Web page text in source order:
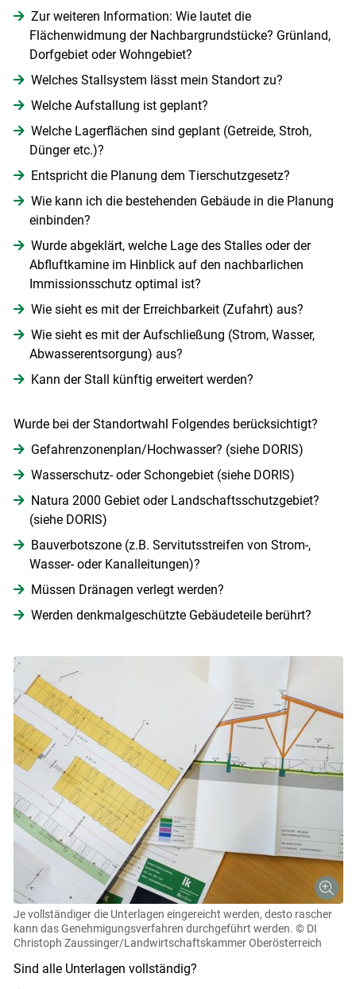
Zur weiteren Information: Wie lautet die
Flächenwidmung der Nachbargrundstücke? Grünland,
Dorfgebiet oder Wohngebiet?
Welches Stallsystem lässt mein Standort zu?
Welche Aufstallung ist geplant?
Welche Lagerflächen sind geplant (Getreide, Stroh,
Dünger etc.)?
Entspricht die Planung dem Tierschutzgesetz?
Wie kann ich die bestehenden Gebäude in die Planung
einbinden?
Wurde abgeklärt, welche Lage des Stalles oder der
Abfluftkamine im Hinblick auf den nachbarlichen
Immissionsschutz optimal ist?
Wie sieht es mit der Erreichbarkeit (Zufahrt) aus?
Wie sieht es mit der Aufschließung (Strom, Wasser,
Abwasserentsorgung) aus?
Kann der Stall künftig erweitert werden?
Wurde bei der Standortwahl Folgendes berücksichtigt?
Gefahrenzonenplan/Hochwasser? (siehe DORIS)
Wasserschutz- oder Schongebiet (siehe DORIS)
Natura 2000 Gebiet oder Landschaftsschutzgebiet?
(siehe DORIS)
Bauverbotszone (z.B. Servitutsstreifen von Strom-,
Wasser- oder Kanalleitungen)?
Müssen Dränagen verlegt werden?
Werden denkmalgeschützte Gebäudeteile berührt?
Je vollständiger die Unterlagen eingereicht werden, desto rascher
kann das Genehmigungsverfahren durchgeführt werden. © DI
Christoph Zaussinger/Landwirtschaftskammer Oberösterreich
Sind alle Unterlagen vollständig?